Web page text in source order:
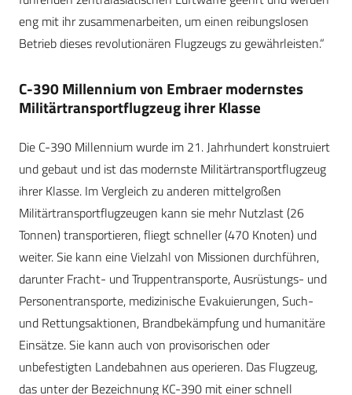
eng mit ihr zusammenarbeiten, um einen reibungslosen
Betrieb dieses revolutionären Flugzeugs zu gewährleisten.“
C-390 Millennium von Embraer modernstes
Militärtransportflugzeug ihrer Klasse
Die C-390 Millennium wurde im 21. Jahrhundert konstruiert
und gebaut und ist das modernste Militärtransportflugzeug
ihrer Klasse. Im Vergleich zu anderen mittelgroßen
Militärtransportflugzeugen kann sie mehr Nutzlast (26
Tonnen) transportieren, fliegt schneller (470 Knoten) und
weiter. Sie kann eine Vielzahl von Missionen durchführen,
darunter Fracht- und Truppentransporte, Ausrüstungs- und
Personentransporte, medizinische Evakuierungen, Such-
und Rettungsaktionen, Brandbekämpfung und humanitäre
Einsätze. Sie kann auch von provisorischen oder
unbefestigten Landebahnen aus operieren. Das Flugzeug,
das unter der Bezeichnung KC-390 mit einer schnell